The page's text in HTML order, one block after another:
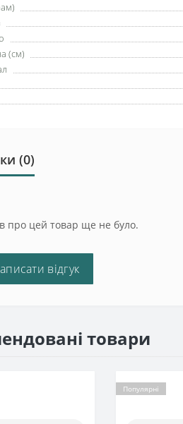
(см)
(0)
про цей товар ще не було.
відгук
товари
Популярні